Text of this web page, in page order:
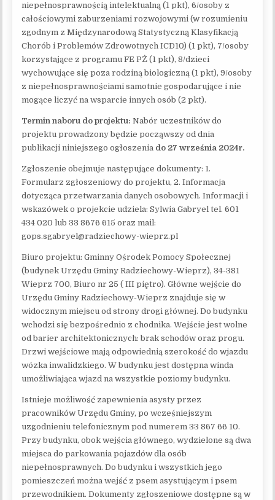
niepełnosprawnością intelektualną (1 pkt), 6/osoby z
całościowymi zaburzeniami rozwojowymi (w rozumieniu
zgodnym z Międzynarodową Statystyczną Klasyfikacją
Chorób i Problemów Zdrowotnych ICD10) (1 pkt), 7/osoby
korzystające z programu FE PŻ (1 pkt), 8/dzieci
wychowujące się poza rodziną biologiczną (1 pkt), 9/osoby
z niepełnosprawnościami samotnie gospodarujące i nie
mogące liczyć na wsparcie innych osób (2 pkt).
Termin naboru do projektu: Nabór uczestników do
projektu prowadzony będzie począwszy od dnia
publikacji niniejszego ogłoszenia do 27 września 2024r.
Zgłoszenie obejmuje następujące dokumenty: 1.
Formularz zgłoszeniowy do projektu, 2. Informacja
dotycząca przetwarzania danych osobowych. Informacji i
wskazówek o projekcie udziela: Sylwia Gabryel tel. 601
434 020 lub 33 8676 615 oraz mail:
gops.sgabryel@radziechowy-wieprz.pl
Biuro projektu: Gminny Ośrodek Pomocy Społecznej
(budynek Urzędu Gminy Radziechowy-Wieprz), 34-381
Wieprz 700, Biuro nr 25 ( III piętro). Główne wejście do
Urzędu Gminy Radziechowy-Wieprz znajduje się w
widocznym miejscu od strony drogi głównej. Do budynku
wchodzi się bezpośrednio z chodnika. Wejście jest wolne
od barier architektonicznych: brak schodów oraz progu.
Drzwi wejściowe mają odpowiednią szerokość do wjazdu
wózka inwalidzkiego. W budynku jest dostępna winda
umożliwiająca wjazd na wszystkie poziomy budynku.
Istnieje możliwość zapewnienia asysty przez
pracowników Urzędu Gminy, po wcześniejszym
uzgodnieniu telefonicznym pod numerem 33 867 66 10.
Przy budynku, obok wejścia głównego, wydzielone są dwa
miejsca do parkowania pojazdów dla osób
niepełnosprawnych. Do budynku i wszystkich jego
pomieszczeń można wejść z psem asystującym i psem
przewodnikiem. Dokumenty zgłoszeniowe dostępne są w